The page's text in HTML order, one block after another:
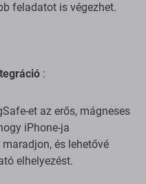
feladatot is végezhet.
:
et az erős, mágneses
iPhone-ja
és lehetővé
elhelyezést.